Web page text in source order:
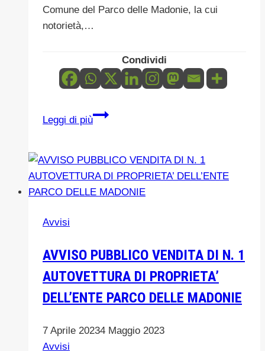
Comune del Parco delle Madonie, la cui
notorietà,…
Condividi
Leggi di più
POLIZZI
PALERMO-
PARCO
DELLE
Nebrodensis.AVVIATO
IL
LIFE
Avvisi
AVVISO PUBBLICO VENDITA DI N. 1
AUTOVETTURA DI PROPRIETA’
DELL’ENTE PARCO DELLE MADONIE
7 Aprile 20234 Maggio 2023
Avvisi